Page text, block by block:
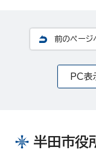
前のページ
PC表
半田市役